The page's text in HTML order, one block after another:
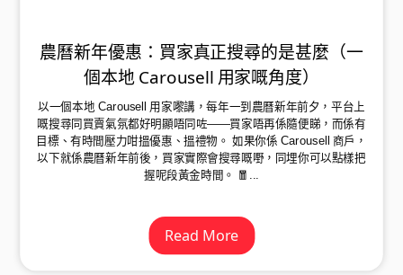
農曆新年優惠：買家真正搜尋的是甚麼（一
個本地 Carousell 用家嘅角度）
以一個本地 Carousell 用家嚟講，每年一到農曆新年前夕，平台上
嘅搜尋同買賣氣氛都好明顯唔同咗——買家唔再係隨便睇，而係有
目標、有時間壓力咁搵優惠、搵禮物。 如果你係 Carousell 商戶，
以下就係農曆新年前後，買家實際會搜尋嘅嘢，同埋你可以點樣把
握呢段黃金時間。 🧧...
Read More